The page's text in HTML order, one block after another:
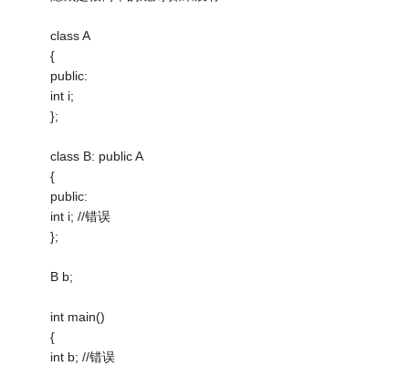
class A
{
public:
int i;
};
class B: public A
{
public:
int i; //错误
};
B b;
int main()
{
int b; //错误